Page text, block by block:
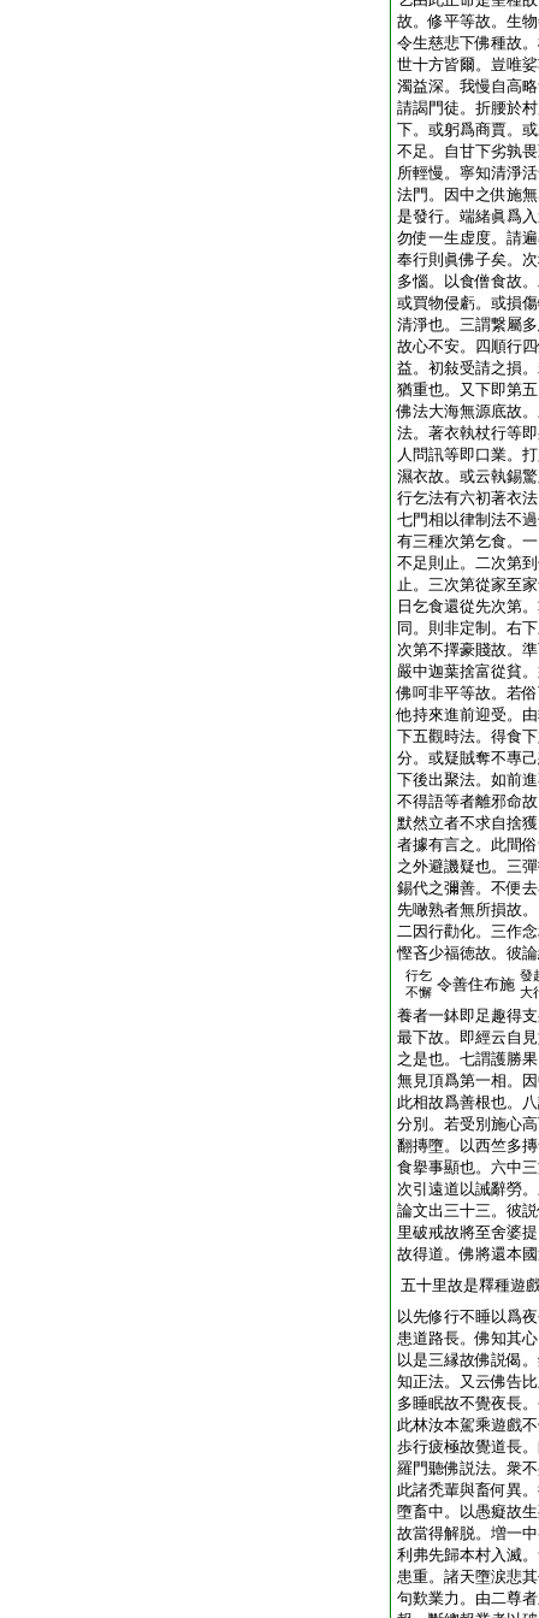
故。修平等故。生
令生慈悲下佛種故
世十方皆爾。豈唯
濁益深。我慢自高
請謁門徒。折腰於
下。或躬爲商賈。
不足。自甘下劣孰
所輕慢。寧知清淨
法門。因中之供施
是發行。端緒眞爲
勿使一生虚度。請
奉行則眞佛子矣。
多惱。以食僧食故
或買物侵虧。或損
清淨也。三謂繋屬
故心不安。四順行
益。初敍受請之損
猶重也。又下即第
佛法大海無源底故
法。著衣執杖行等
人問訊等即口業。
濕衣故。或云執錫
行乞法有六初著衣
七門相以律制法不
有三種次第乞食。
不足則止。二次第
止。三次第從家至
日乞食還從先次第
同。則非定制。右
次第不擇豪賤故。
嚴中迦葉捨富從貧
佛呵非平等故。若
他持來進前迎受。
下五觀時法。得食
分。或疑賊奪不專
下後出聚法。如前
不得語等者離邪命
默然立者不求自捨
者據有言之。此間
之外避譏疑也。三
錫代之彌善。不便
先噉熟者無所損故
二因行勸化。三作
慳吝少福徳故。彼
行乞
不懈 令善住布施 發
大
養者一鉢即足趣得
最下故。即經云自
之是也。七謂護勝
無見頂爲第一相。
此相故爲善根也。
分別。若受別施心
翻摶墮。以西竺多
食擧事顯也。六中
次引遠道以誡辭勞
論文出三十三。彼
里破戒故將至舍婆
故得道。佛將還本
五十里故是釋種遊
以先修行不睡以爲
患道路長。佛知其
以是三縁故佛説偈
知正法。又云佛告
多睡眠故不覺夜長
此林汝本駕乘遊戲
歩行疲極故覺道長
羅門聽佛説法。衆
此諸禿輩與畜何異
墮畜中。以愚癡故
故當得解脱。増一
利弗先歸本村入滅
患重。諸天墮涙悲
句歎業力。由二尊